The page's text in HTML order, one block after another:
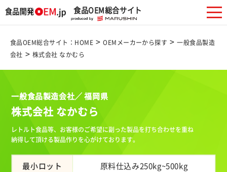
食品OEM総合サイト
食品OEM総合サイト：HOME >OEMメーカーから探す >一般食品製造
会社 > 株式会社 なかむら
一般食品製造会社／ 福岡県
株式会社 なかむら
レトルト食品等、お客様のご希望に副った製品を打ち合わせを重ね
納得して頂ける製品作りを心がけております。
最小ロット
原料仕込み250kg~500kg